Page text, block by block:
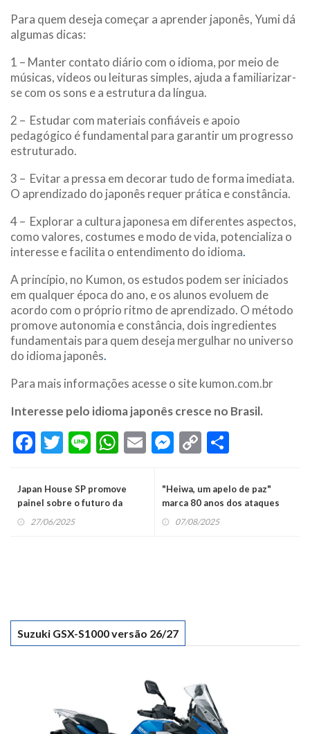
Para quem deseja começar a aprender japonês, Yumi dá
algumas dicas:
1 – Manter contato diário com o idioma, por meio de
músicas, vídeos ou leituras simples, ajuda a familiarizar-
se com os sons e a estrutura da língua.
2 – Estudar com materiais confiáveis e apoio
pedagógico é fundamental para garantir um progresso
estruturado.
3 – Evitar a pressa em decorar tudo de forma imediata.
O aprendizado do japonês requer prática e constância.
4 – Explorar a cultura japonesa em diferentes aspectos,
como valores, costumes e modo de vida, potencializa o
interesse e facilita o entendimento do idioma.
A princípio, no Kumon, os estudos podem ser iniciados
em qualquer época do ano, e os alunos evoluem de
acordo com o próprio ritmo de aprendizado. O método
promove autonomia e constância, dois ingredientes
fundamentais para quem deseja mergulhar no universo
do idioma japonês.
Para mais informações acesse o site kumon.com.br
Interesse pelo idioma japonês cresce no Brasil.
Facebook
Twitter
LineWhatsApp
EmailMessenger
Copy
Japan House SP promove
painel sobre o futuro da
saúde na integração de dados
27/06/2025
"Heiwa, um apelo de paz"
marca 80 anos dos ataques
nucleares ao Japão
07/08/2025
Suzuki GSX-S1000 versão 26/27